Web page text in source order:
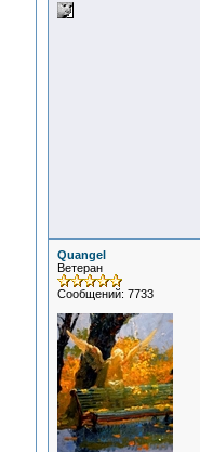
Quangel
Ветеран
Сообщений: 7733